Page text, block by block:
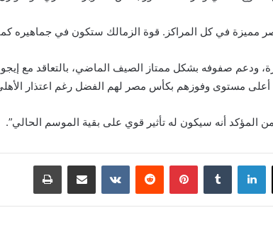
مميزة في كل المراكز. قوة الزمالك ستكون في جماهيره
ودعم صفوفه بشكل ممتاز الصيف الماضي، بالتعاقد مع
مستوى وفوزهم بكأس مصر لهم الفضل رغم اعتذار الأهلي
المؤكد أنه سيكون له تأثير قوي على بقية الموسم الحالي”.
لينكدإن بينتيريست مشاركة عبر البريد طباعة